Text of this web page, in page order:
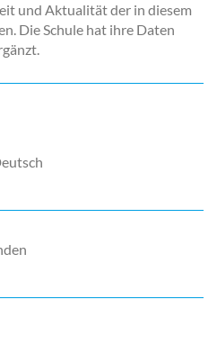
und Aktualität der in diesem
Die Schule hat ihre Daten